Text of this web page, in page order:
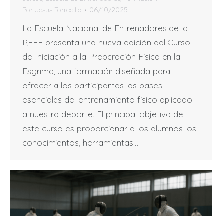
Por Jesus Torrecilla 06/10/2025
La Escuela Nacional de Entrenadores de la
RFEE presenta una nueva edición del Curso
de Iniciación a la Preparación Física en la
Esgrima, una formación diseñada para
ofrecer a los participantes las bases
esenciales del entrenamiento físico aplicado
a nuestro deporte. El principal objetivo de
este curso es proporcionar a los alumnos los
conocimientos, herramientas…